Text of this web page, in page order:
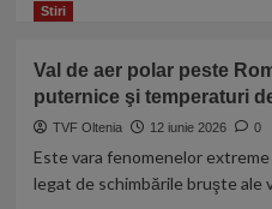
Vrancea:
„M-
pânsul”
spiritual
din
Cluj,
arestat
viol.
Stiri
Val de aer polar peste
puternice şi temperaturi
TVF Oltenia 12 iunie 2026 0
Este vara fenomenelor
legat de schimbările bruşte ale